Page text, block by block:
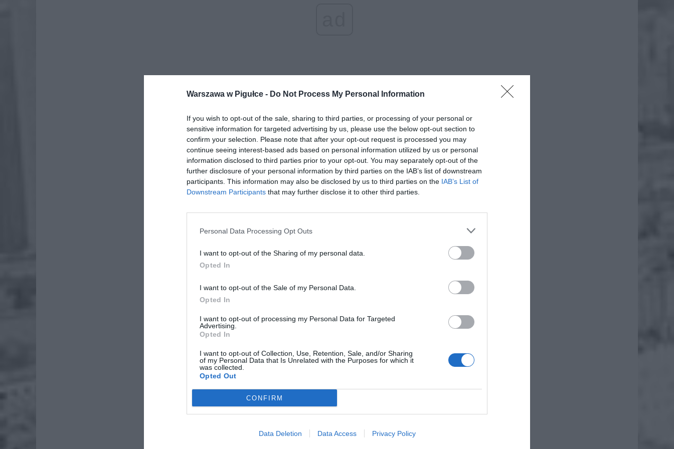
Warszawa w Pigułce - Do Not Process My Personal Information
If you wish to opt-out of the sale, sharing to third parties, or processing of your personal or
sensitive information for targeted advertising by us, please use the below opt-out section to
confirm your selection. Please note that after your opt-out request is processed you may
continue seeing interest-based ads based on personal information utilized by us or personal
information disclosed to third parties prior to your opt-out. You may separately opt-out of the
further disclosure of your personal information by third parties on the IAB’s list of downstream
participants. This information may also be disclosed by us to third parties on the IAB’s List of
Downstream Participants that may further disclose it to other third parties.
Personal Data Processing Opt Outs
I want to opt-out of the Sharing of my personal data.
Opted In
I want to opt-out of the Sale of my Personal Data.
Opted In
I want to opt-out of processing my Personal Data for Targeted
Advertising.
Opted In
I want to opt-out of Collection, Use, Retention, Sale, and/or Sharing
of my Personal Data that Is Unrelated with the Purposes for which it
was collected.
Opted Out
CONFIRM
Data Deletion Data Access Privacy Policy
Dodaj nas do preferowanych źródeł w Google Dodaj